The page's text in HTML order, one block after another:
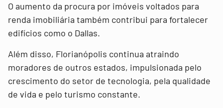
O aumento da procura por imóveis voltados para
renda imobiliária também contribui para fortalecer
edifícios como o Dallas.
Além disso, Florianópolis continua atraindo
moradores de outros estados, impulsionada pelo
crescimento do setor de tecnologia, pela qualidade
de vida e pelo turismo constante.